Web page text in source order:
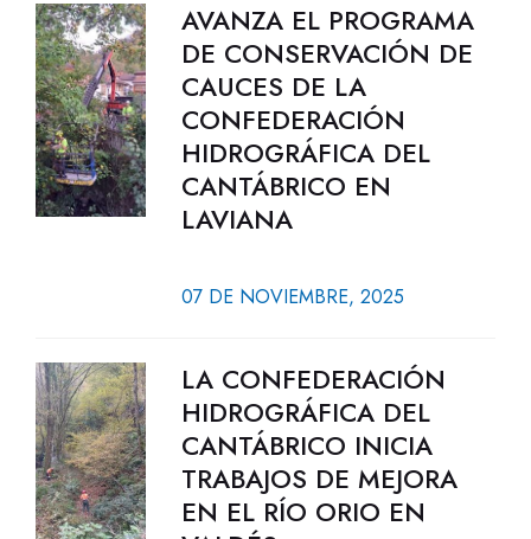
AVANZA EL PROGRAMA
DE CONSERVACIÓN DE
CAUCES DE LA
CONFEDERACIÓN
HIDROGRÁFICA DEL
CANTÁBRICO EN
LAVIANA
07 DE NOVIEMBRE, 2025
LA CONFEDERACIÓN
HIDROGRÁFICA DEL
CANTÁBRICO INICIA
TRABAJOS DE MEJORA
EN EL RÍO ORIO EN